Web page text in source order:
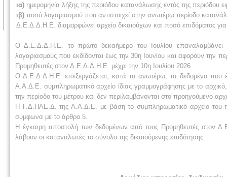
ια) ημερομηνία λήξης της περιόδου κατανάλωσης εντός της περιόδου
ιβ) ποσό λογαριασμού που αντιστοιχεί στην ανωτέρω περίοδο
Δ.Ε.Δ.Δ.Η.Ε. διαμορφώνει αρχείο δικαιούχων και ποσό επιδόματος
Ο Δ.Ε.Δ.Δ.Η.Ε. το πρώτο δεκαήμερο του Ιουλίου επαναλαμβάνει
λογαριασμούς που εκδίδονται έως την 30η Ιουνίου και αφορούν την
Προμηθευτές στον Δ.Ε.Δ.Δ.Η.Ε. μέχρι την 10η Ιουλίου 2026.
Ο Δ.Ε.Δ.Δ.Η.Ε. επεξεργάζεται, κατά τα ανωτέρω, τα δεδομένα που
Α.Α.Δ.Ε. συμπληρωματικό αρχείο ίδιας γραμμογράφησης με το
την περίοδο του μέτρου και δεν περιλαμβάνονται στο προηγούμενο
Η Γ.Δ.ΗΛΕ.Δ. της Α.Α.Δ.Ε. με βάση το συμπληρωματικό αρχείο του
σύμφωνα με το άρθρο 5.
Η έγκαιρη αποστολή των δεδομένων από τους Προμηθευτές στον
λάβουν οι καταναλωτές το σύνολο της δικαιούμενης επιδότησης.